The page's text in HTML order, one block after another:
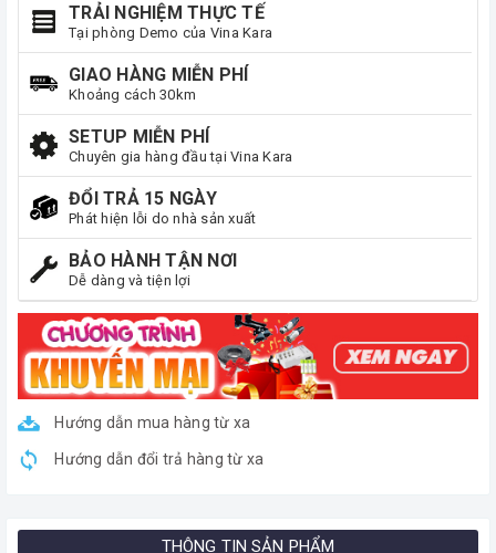
TRẢI NGHIỆM THỰC TẾ
Tại phòng Demo của Vina Kara
GIAO HÀNG MIỄN PHÍ
Khoảng cách 30km
SETUP MIỄN PHÍ
Chuyên gia hàng đầu tại Vina Kara
ĐỔI TRẢ 15 NGÀY
Phát hiện lỗi do nhà sản xuất
BẢO HÀNH TẬN NƠI
Dễ dàng và tiện lợi
Hướng dẫn mua hàng từ xa
Hướng dẫn đổi trả hàng từ xa
THÔNG TIN SẢN PHẨM